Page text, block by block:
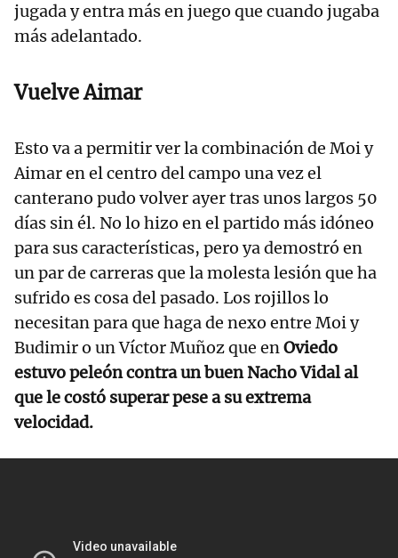
jugada y entra más en juego que cuando jugaba
más adelantado.
Vuelve Aimar
Esto va a permitir ver la combinación de Moi y
Aimar en el centro del campo una vez el
canterano pudo volver ayer tras unos largos 50
días sin él. No lo hizo en el partido más idóneo
para sus características, pero ya demostró en
un par de carreras que la molesta lesión que ha
sufrido es cosa del pasado. Los rojillos lo
necesitan para que haga de nexo entre Moi y
Budimir o un Víctor Muñoz que enOviedo
estuvo peleón contra un buen Nacho Vidal al
que le costó superar pese a su extrema
velocidad.